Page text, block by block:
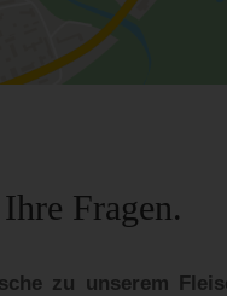
Fragen.
zu unserem